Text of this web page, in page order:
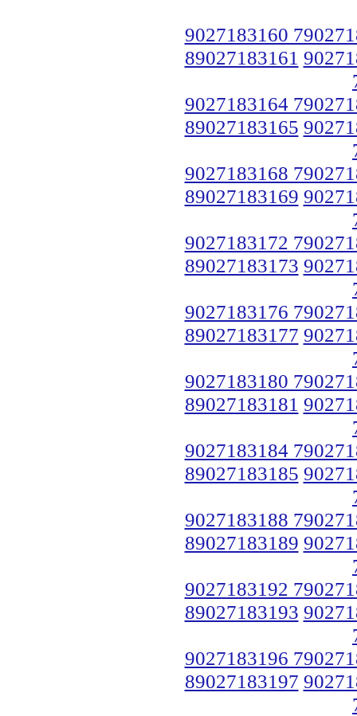
9027183160
89027183161
9027183164
89027183165
9027183168
89027183169
9027183172
89027183173
9027183176
89027183177
9027183180
89027183181
9027183184
89027183185
9027183188
89027183189
9027183192
89027183193
9027183196
89027183197